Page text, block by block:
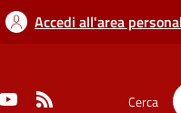
Accedi all'area
Cerca